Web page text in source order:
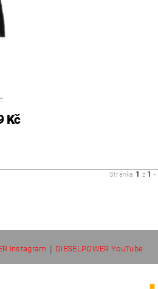
Kč
Stránka 1 z 1 -
Instagram DIESELPOWER YouTube